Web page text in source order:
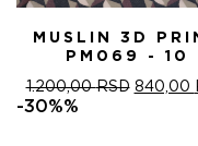
MUSLIN 3D
PM069 - 10
1.200,00RSD 840,00
-30%%